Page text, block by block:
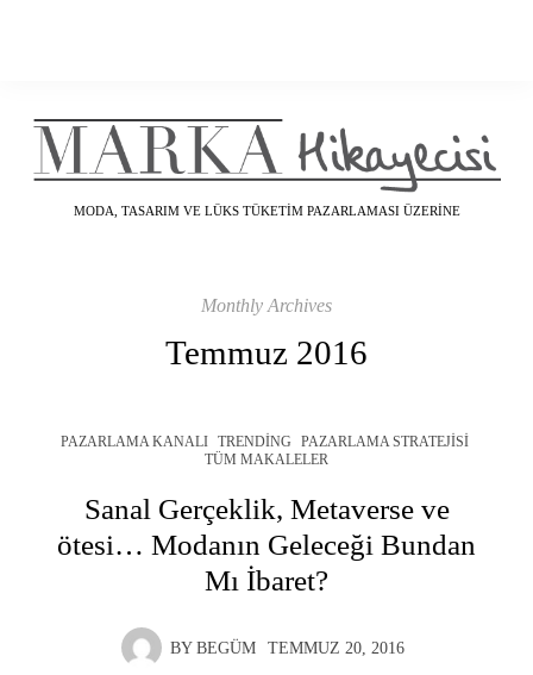
MODA, TASARIM VE LÜKS TÜKETIM PAZARLAMASI ÜZERINE
Monthly Archives
Temmuz 2016
PAZARLAMA KANALI TRENDING
PAZARLAMA STRATEJISI
TÜM MAKALELER
Sanal Gerçeklik, Metaverse ve
ötesi… Modanın Geleceği Bundan
Mı İbaret?
BY BEGÜM TEMMUZ 20, 2016